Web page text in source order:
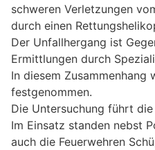
schweren Verletzungen
durch einen
Der Unfallhergang ist
Ermittlungen durch
In diesem Zusammenhang
festgenommen.
Die Untersuchung führt
Im Einsatz standen nebst
auch die Feuerwehren